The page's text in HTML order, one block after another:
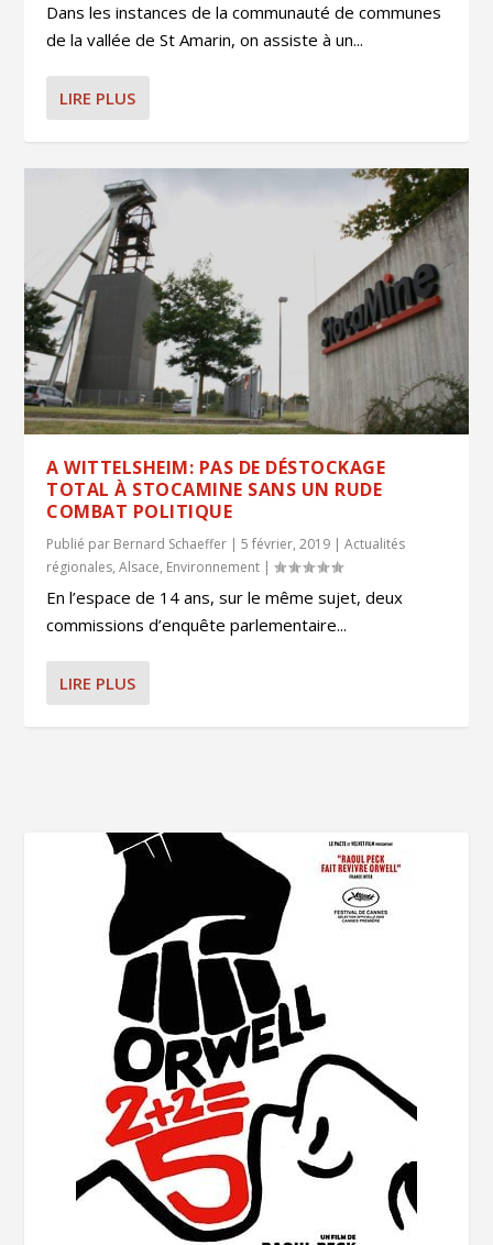
Dans les instances de la communauté de communes
de la vallée de St Amarin, on assiste à un...
LIRE PLUS
A WITTELSHEIM: PAS DE DÉSTOCKAGE
TOTAL À STOCAMINE SANS UN RUDE
COMBAT POLITIQUE
Publié par Bernard Schaeffer |5 février, 2019 |Actualités
régionales,Alsace, Environnement |
En l’espace de 14 ans, sur le même sujet, deux
commissions d’enquête parlementaire...
LIRE PLUS